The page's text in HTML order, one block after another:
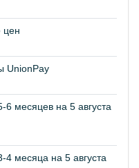
цен
UnionPay
6 месяцев на 5 августа
4 месяца на 5 августа